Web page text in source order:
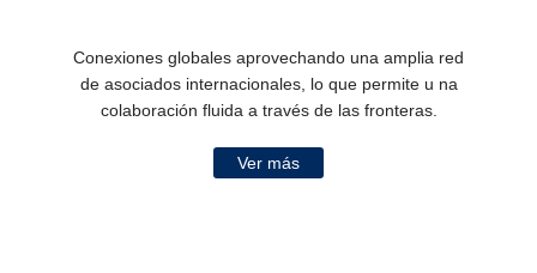
Conexiones globales aprovechando una amplia red
de asociados internacionales, lo que permite u na
colaboración fluida a través de las fronteras.
Ver más